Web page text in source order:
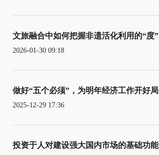
文旅融合中如何把握非遗活化利用的“度”
2026-01-30 09:18
做好“五个必须”，为明年经济工作开好局
2025-12-29 17:36
投资于人对建设强大国内市场的基础功能